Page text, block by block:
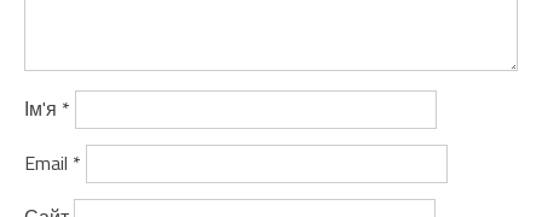
Ім'я *
Email *